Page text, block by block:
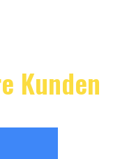
Kunden